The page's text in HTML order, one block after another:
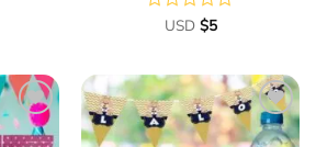
Valorado
de
5
USD $5
Añadir
Añadir